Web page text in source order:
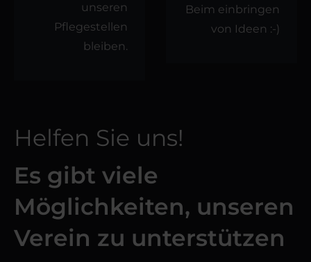
unseren
Pflegestellen
bleiben.
Beim einbringen
von Ideen :-)
Helfen Sie uns!
Es gibt viele
Möglichkeiten, unseren
Verein zu unterstützen